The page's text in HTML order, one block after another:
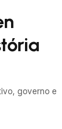
governo e